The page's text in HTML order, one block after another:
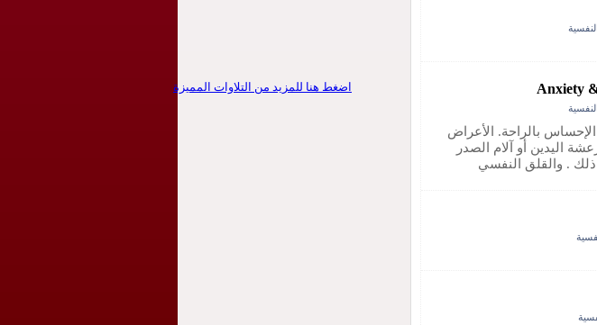
بالراحة. الأعراض
اليدين أو آلام الصدر
. والقلق النفسي